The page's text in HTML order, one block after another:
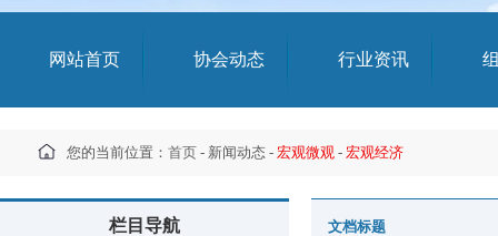
网站首页 协会动态 行业资讯
您的当前位置： 首页 - 新闻动态 - 宏观微观 - 宏观经济
栏目导航 文档标题